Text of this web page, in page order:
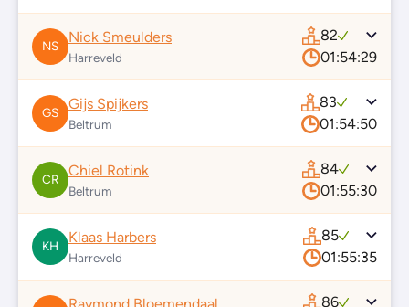
NS
Nick Smeulders
Harreveld
82
01:54:29
GS
Gijs Spijkers
Beltrum
83
01:54:50
CR
Chiel Rotink
Beltrum
84
01:55:30
KH
Klaas Harbers
Harreveld
85
01:55:35
86